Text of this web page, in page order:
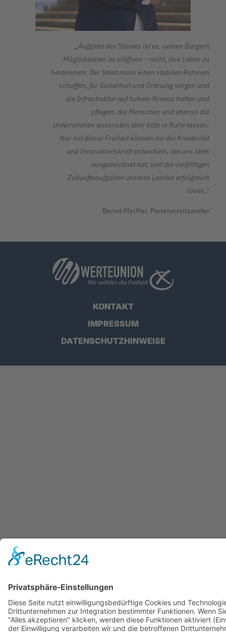
„Aufgabe des Staates ist es, seinen Bürgern
Möglichkeiten zu eröffnen – nicht, ihre Leben zu
bestimmen. Der Staat muss einen stabilen Rahmen
schaffen, für Sicherheit und Ordnung sorgen und
die Infrastruktur auf hohem Niveau halten und
pflegen, die Menschen und ebenso die
Unternehmen ansonsten aber bitte in Ruhe lassen.
Nur mit dieser Freiheit können wir die Kreativität
und Innovationskraft entwickeln, die uns stets
ausgezeichnet hat, und die vielfältigen
Zukunftsaufgaben unseres Landes erfolgreich
lösen.“
Bernd Pfeiffer, Parteivorsitzender
KONTAKT
IMPRESSUM
DATENSCHUTZHINWEISE